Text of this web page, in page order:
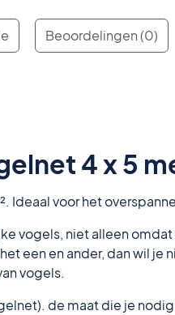
Beoordelingen (0)
4 x 5
Ideaal voor het
vogels, niet alleen
een en ander, dan wil
vogels.
de maat die je